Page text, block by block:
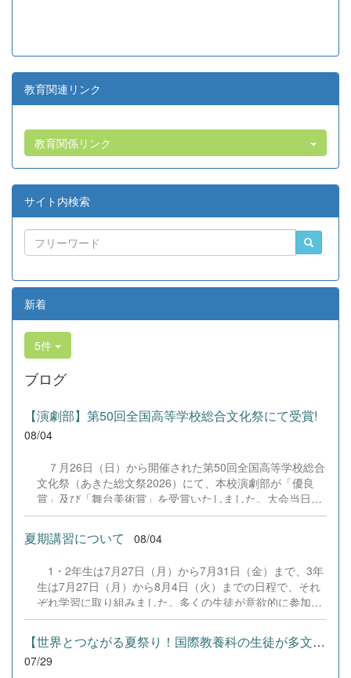
教育関連リンク
教育関係リンク
サイト内検索
新着
5件
ブログ
【演劇部】第50回全国高等学校総合文化祭にて受賞!
08/04
７月26日（日）から開催された第50回全国高等学校総合
文化祭（あきた総文祭2026）にて、本校演劇部が「優良
賞」及び「舞台美術賞」を受賞いたしました。大会当日
は、本校の部員たちもこれまで積み重ねてきた練習の成果
を存分に発揮し、堂々と舞台に立ちました。緊張感のある
全国の舞台において、一人一人が役割を果たし、心を込め
の全国大会出場にあたり、多大なるご支援・ご協力をいた
だきました企業の皆様、ならびに心温まるご寄付や温かい
ご声援を寄せてくださった地域の皆様方に、心より感謝申
し上げます。皆様からの温かいご支援が部員たちの大きな
励みとなり、全国の舞台で最高のパフォーマンスと演技を
届けることができました。今回の経験を糧に、さらに表現
夏期講習について 08/04
1・2年生は7月27日（月）から7月31日（金）まで、3年
生は7月27日（月）から8月4日（火）までの日程で、それ
ぞれ学習に取り組みました。多くの生徒が意欲的に参加
し、これまでの学習内容の復習や発展的な内容、受験に向
けた学習などに真剣に取り組む姿が見られました。夏期講
習で身に付けた学習習慣や知識を、今後の学校生活や学習
に生かし、一人一人がさらなる成長につなげてくれること
【世界とつながる夏祭り！国際教養科の生徒が多文化共生ボランテ...
07/29